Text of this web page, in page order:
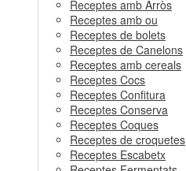
Receptes amb Arròs
Receptes amb ou
Receptes de bolets
Receptes de Canelons
Receptes amb cereals
Receptes Cocs
Receptes Confitura
Receptes Conserva
Receptes Coques
Receptes de croquetes
Receptes Escabetx